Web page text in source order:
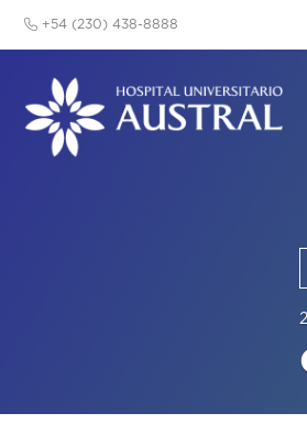
+54 (230) 438-8888